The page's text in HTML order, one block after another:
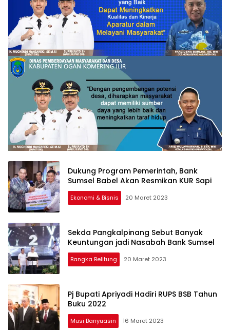
Dukung Program Pemerintah, Bank
Sumsel Babel Akan Resmikan KUR Sapi
Ekonomi & Bisnis 20 Maret 2023
Sekda Pangkalpinang Sebut Banyak
Keuntungan jadi Nasabah Bank Sumsel
Bangka Belitung 20 Maret 2023
Pj Bupati Apriyadi Hadiri RUPS BSB Tahun
Buku 2022
Musi Banyuasin 16 Maret 2023